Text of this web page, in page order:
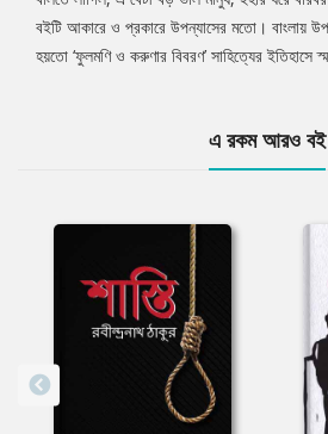
বইটি আকারে ও প্রকারে উপন্যাসের মতো। বাংলায়
হয়তো ‘ফুলমণি ও করুণার বিবরণ’ সাহিত্যের ইতিহাসে
এ রকম আরও বই